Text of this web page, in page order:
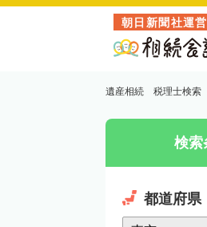
朝日新聞社運営
遺産相続 税理士検索
検索
都道府県